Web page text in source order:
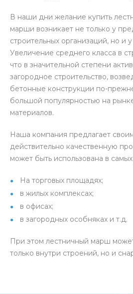
В наши дни желание купить
марши возникает не только у
строительных организаций, но и
Увеличение среднего класса в
что в значительной степени
загородное строительство,
бетонные конструкции по-
большой популярностью на
материалов.
Наша компания предлагает
действительно качественную
может быть использована в
На торговых площадях;
в жилых комплексах;
в офисах;
в загородных особняках и т.д.
При этом лестничный марш
только внутри строений, но и